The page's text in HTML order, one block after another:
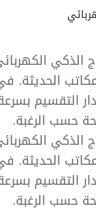
الذكي
الحديثة.
التقسيم
حسب الرغبة.
الذكي
الحديثة.
التقسيم
حسب الرغبة.